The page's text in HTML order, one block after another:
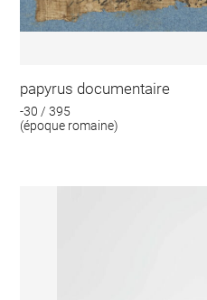
papyrus documentaire
-30 / 395
(époque romaine)